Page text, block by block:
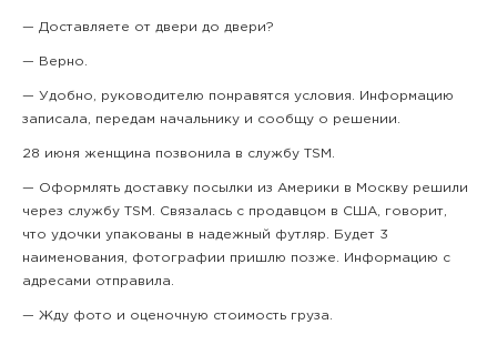
— Доставляете от двери до двери?
— Верно.
— Удобно, руководителю понравятся условия. Информацию
записала, передам начальнику и сообщу о решении.
28 июня женщина позвонила в службу TSM.
— Оформлять доставку посылки из Америки в Москву решили
через службу TSM. Связалась с продавцом в США, говорит,
что удочки упакованы в надежный футляр. Будет 3
наименования, фотографии пришлю позже. Информацию с
адресами отправила.
— Жду фото и оценочную стоимость груза.